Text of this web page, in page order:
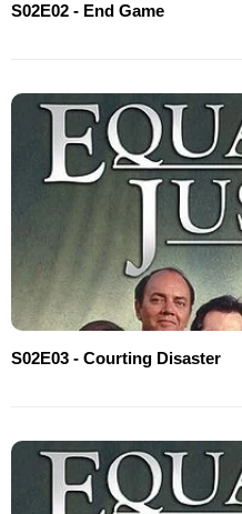
S02E02 - End Game
S02E03 - Courting Disaster